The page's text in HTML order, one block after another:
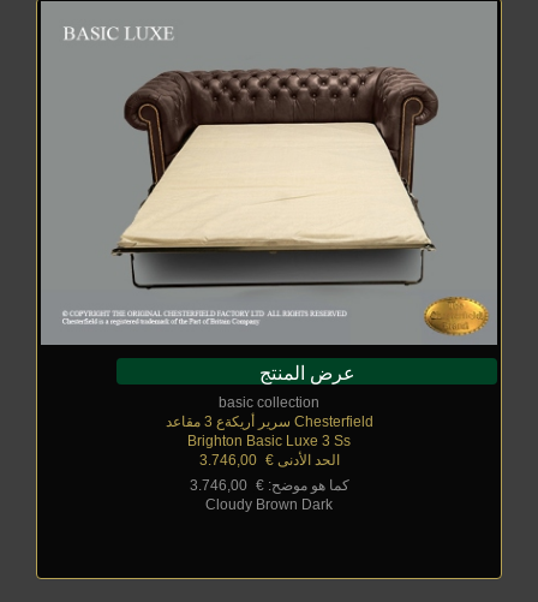
عرض المنتج
basic collection
Chesterfield سرير أريكةع 3 مقاعد
Brighton Basic Luxe 3 Ss
الحد الأدنى € _
3.746,00
كما هو موضح: € _
3.746,00
Cloudy Brown Dark